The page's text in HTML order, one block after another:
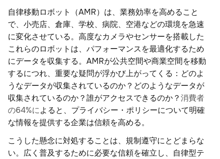
自律移動ロボット（AMR）は、業務効率を高めること
で、小売店、倉庫、学校、病院、空港などの環境を急速
に変化させている。高度なカメラやセンサーを搭載した
これらのロボットは、パフォーマンスを最適化するため
にデータを収集する。AMRが公共空間や商業空間を移動
するにつれ、重要な疑問が浮かび上がってくる：どのよ
うなデータが収集されているのか？どのようなデータが
収集されているのか？誰がアクセスできるのか？消費者
の64%によると、プライバシー・ポリシーについて明確
な情報を提供する企業は信頼を高める。
こうした懸念に対処することは、規制遵守にとどまらな
い。広く普及するために必要な信頼を確立し、自律型テ